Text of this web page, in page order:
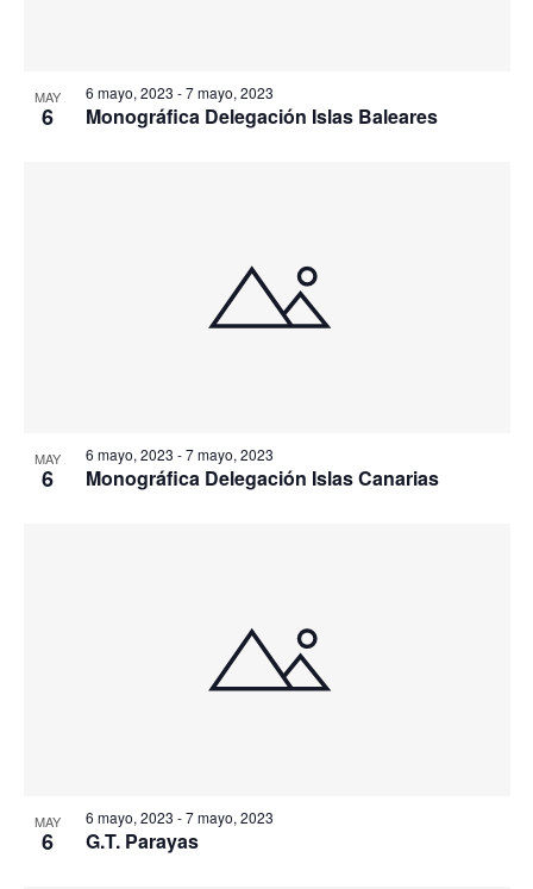
MAY
6
6 mayo, 2023 -7 mayo, 2023
Monográfica Delegación Islas Baleares
MAY
6
6 mayo, 2023 -7 mayo, 2023
Monográfica Delegación Islas Canarias
MAY
6
6 mayo, 2023 -7 mayo, 2023
G.T. Parayas